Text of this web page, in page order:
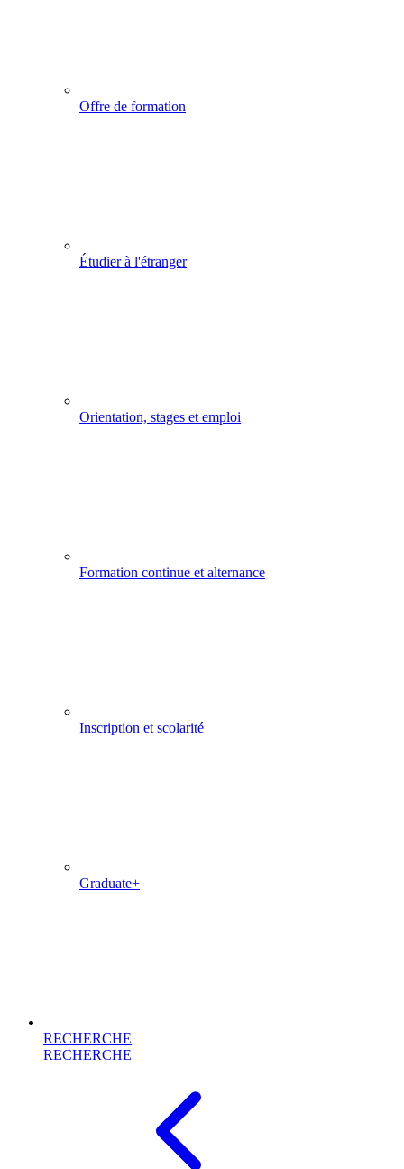
Offre de formation
Étudier à l'étranger
Orientation, stages et emploi
Formation continue et alternance
Inscription et scolarité
Graduate+
RECHERCHE
RECHERCHE